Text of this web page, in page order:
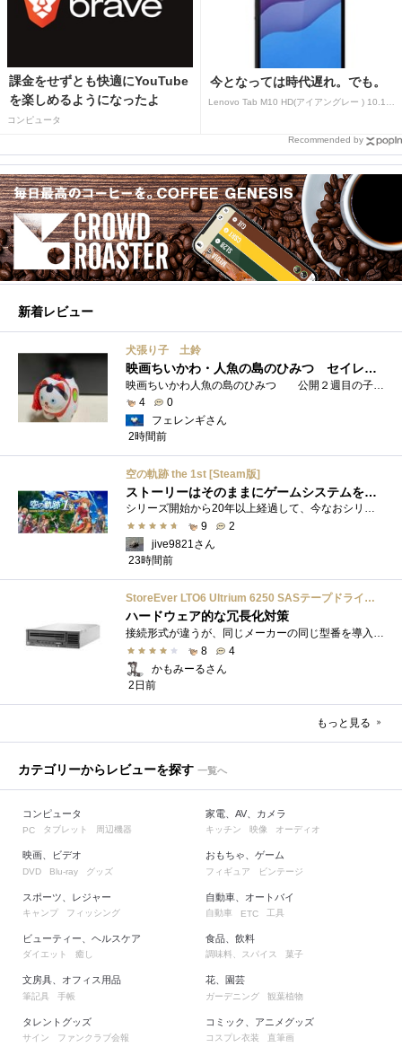
課金をせずとも快適にYouTube
を楽しめるようになったよ
コンピュータ
今となっては時代遅れ。でも。
Recommended by
新着レビュー
犬張り子 土鈴
映画ちいかわ・人魚の島のひみつ セイレーンのモデルは犬だった？
4
0
フェレンギさん
2時間前
空の軌跡 the 1st [Steam版]
ストーリーはそのままにゲームシステムを現代化
シリーズ開始から20年以上経過して、今なおシリーズの完結が見えてこない日本ファルコムのストーリーRPG、「英雄伝説軌跡シリーズ」。シリーズ...
9
2
jive9821さん
23時間前
StoreEver LTO6 Ultrium 6250 SASテープドライブ(内蔵型)
ハードウェア的な冗長化対策
接続形式が違うが、同じメーカーの同じ型番を導入しています。製品としてのレビューは下記の方で行っています。いざ使おうとしたときに故障�...
8
4
かもみーるさん
2日前
もっと見る
カテゴリーからレビューを探す 一覧へ
コンピュータ
PC タブレット 周辺機器
映画、ビデオ
DVD Blu-ray グッズ
スポーツ、レジャー
キャンプ フィッシング
ビューティー、ヘルスケア
ダイエット 癒し
文房具、オフィス用品
筆記具 手帳
タレントグッズ
サイン ファンクラブ会報
家電、AV、カメラ
キッチン 映像 オーディオ
おもちゃ、ゲーム
フィギュア ビンテージ
自動車、オートバイ
自動車 ETC 工具
食品、飲料
調味料、スパイス 菓子
花、園芸
ガーデニング 観葉植物
コミック、アニメグッズ
コスプレ衣装 直筆画